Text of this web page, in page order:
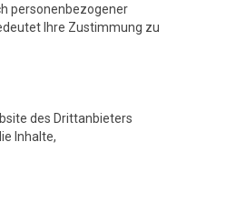
personenbezogener
Ihre Zustimmung zu
des Drittanbieters
Inhalte,